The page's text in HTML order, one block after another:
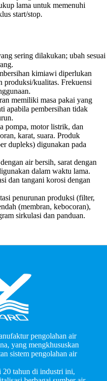
lama untuk memenuhi
start/stop.
sering dilakukan; ubah sesuai
kimiawi diperlukan
produksi/kualitas. Frekuensi
memiliki masa pakai yang
apabila pembersihan tidak
pompa, motor listrik, dan
karat, suara. Produk
dupleks) digunakan pada
air bersih, sarat dengan
dalam waktu lama.
dan tangani korosi dengan
penurunan produksi (filter,
(membran, kebocoran),
sirkulasi dan panduan.
pengolahan air
yang mengkhususkan
sistem pengolahan air
20 tahun di industri ini,